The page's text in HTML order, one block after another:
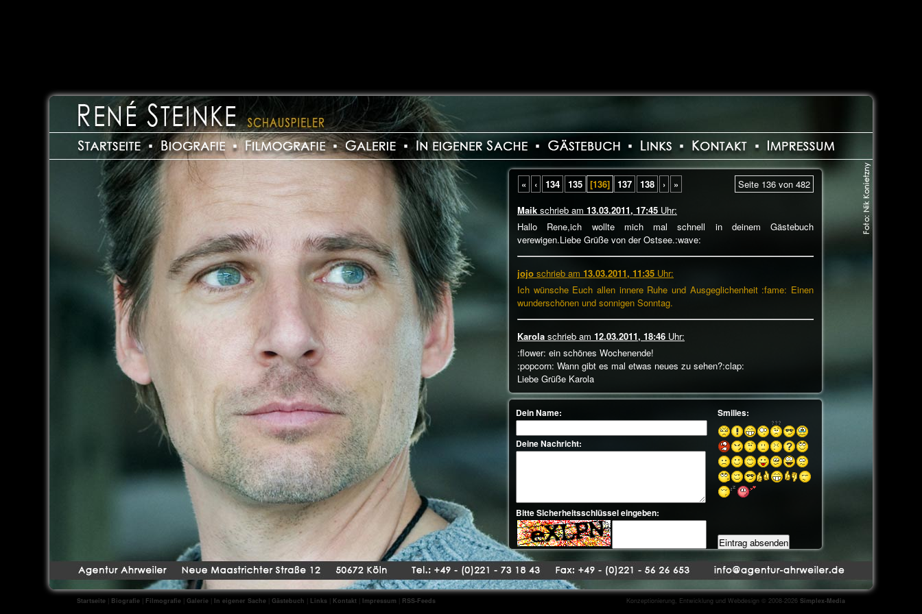
Seite 136 von 482
« ‹ 134 135 [136] 137 138 ›
»
Maik schrieb am 13.03.2011, 17:45 Uhr:
Hallo Rene,ich wollte mich mal schnell in deinem Gästebuch
verewigen.Liebe Grüße von der Ostsee.:wave:
jojo schrieb am 13.03.2011, 11:35 Uhr:
Ich wünsche Euch allen innere Ruhe und Ausgeglichenheit :fame: Einen
wunderschönen und sonnigen Sonntag.
Karola schrieb am 12.03.2011, 18:46 Uhr:
:flower: ein schönes Wochenende!
:popcorn: Wann gibt es mal etwas neues zu sehen?:clap:
Liebe Grüße Karola
friendschrieb am
Warum keine Nachrichten mehr oder neue Bilder? Schones
Wochenende::flower:
Uhr:
I hope you are well.
Have a nice weekend.
Warm regards,
Anne
Startseite Biografie Filmografie Galerie In eigener Sache Gästebuch Links Kontakt Impressum RSS-Feeds Konzeptionierung, Entwicklung und Webdesign © 2008-2026 Simplex-Media